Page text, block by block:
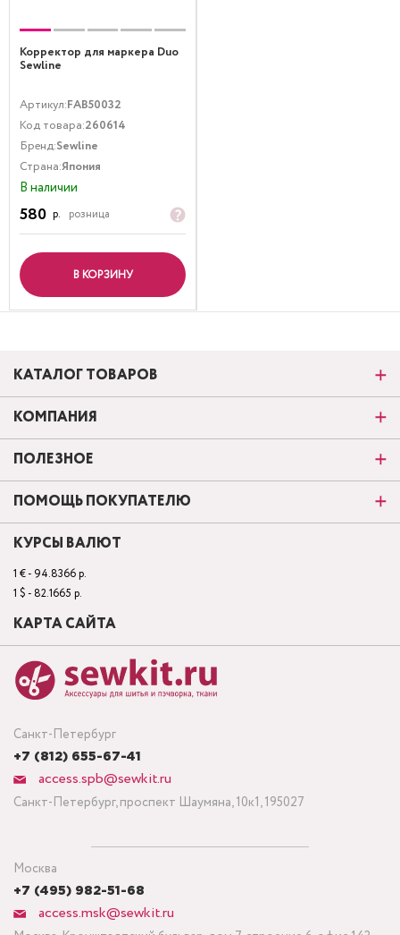
Корректор для маркера Duo
Sewline
Артикул:FAB50032
Код товара:260614
Бренд:Sewline
Страна:Япония
В наличии
580 р. розница
В КОРЗИНУ
Санкт-Петербург
+7 (812) 655-67-41
access.spb@sewkit.ru
Санкт-Петербург, проспект Шаумяна, 10к1, 195027
Москва
+7 (495) 982-51-68
access.msk@sewkit.ru
КАТАЛОГ ТОВАРОВ
КОМПАНИЯ
ПОЛЕЗНОЕ
ПОМОЩЬ ПОКУПАТЕЛЮ
КУРСЫ ВАЛЮТ
1 € - 94.8366 р.
1 $ - 82.1665 р.
КАРТА САЙТА